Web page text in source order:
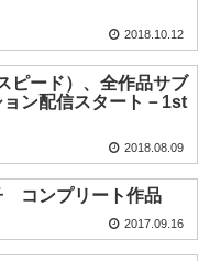
2018.10.12
ピード）、全作品サブ
ョン配信スタート－1st
2018.08.09
コンプリート作品
2017.09.16